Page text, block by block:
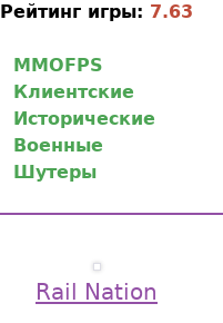
Рейтинг игры: 7.63
MMOFPS
Клиентские
Исторические
Военные
Шутеры
Rail Nation